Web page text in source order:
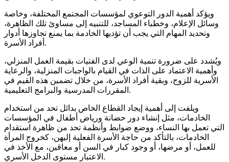
ويؤكد أهمية الدور التوعوي لمؤسسات المجتمع المختلفة، وخاصة
وسائل الإعلام، وخطباء المساجد، للتنبيه إلى مساوئ تلك الظاهرة،
وتحديد المهام التي يجب أن تؤديها الخادمة بما يمنع تجاوزها أدوار
أفراد الأسرة.
ويُشدد على ضرورة تنمية الوعي لدى الفتيات بقيمة العمل المنزلي،
وأهمية الاعتماد على الذات في القيام بالواجبات المنزلية، والرعاية
الأسرية للزوج، وبقية أفراد الأسرة، من خلال تضمين هذه القيم في
المقررات المدرسية والبرامج التعليمية.
ويلفت إلى أهمية إيجاد القطاع الخاص بدائل تحد من استخدام
الخادمات، مثل إنشاء دور حضانة ورياض أطفال في المؤسسات
التي تعمل بها النساء، ووضع ضوابط وأنظمة تحد من ظاهرة استقدام
الخادمات، بالتأكد من حاجة الأسرة الفعلية إليهن، كخروج المرأة
للعمل، أو مرضها، أو وجود كبار في السن أو معاقين، مع الأخذ في
الاعتبار مستوى الدخل الأسري.